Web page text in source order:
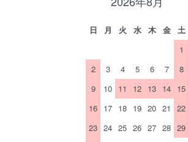
日 月 火 水 木 金
土
1
2
3 4 5 6 7
8
9
10 11 12 13 14 15
16 17 18 19 20 21
22
23 24 25 26 27 28 29